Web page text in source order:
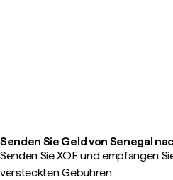
Senden Sie Geld von Senegal
Senden Sie XOF und empfangen
versteckten Gebühren.